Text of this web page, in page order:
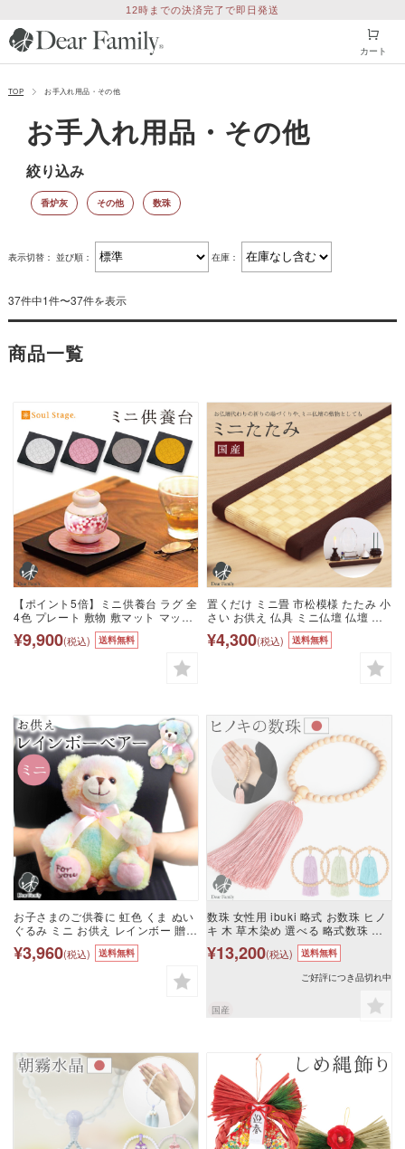
12時までの決済完了で即日発送
カート
TOP お手入れ用品・その他
お手入れ用品・その他
絞り込み
香炉灰 その他 数珠
表示切替： 並び順： 在庫：
37件中1件〜37件を表示
商品一覧
【ポイント5倍】ミニ供養台 ラグ 全
4色 プレート 敷物 敷マット マット
位牌置き 台 モダン 小さい コンパク
ト ミニ シンプル おしゃれ シルバー
ブラック ゴールド ピンク 置き場所
ソウルステージ ステージ仏壇 ミニ
¥9,900(税込) 送料無料
置くだけ ミニ畳 市松模様 たたみ 小
さい お供え 仏具 ミニ仏壇 仏壇 供
養 手元供養 敷物 ミニ マット 敷 畳
置き畳 おくだけ 滑り止め 台 ssbd
¥4,300(税込) 送料無料
お子さまのご供養に 虹色 くま ぬい
ぐるみ ミニ お供え レインボー 贈り
物 ギフト お悔み お悔やみ かわいい
おしゃれ 水子供養 手元供養 子供 赤
ちゃん 天使ママ マスコット テディ
¥3,960(税込) 送料無料
数珠 女性用 ibuki 略式 お数珠 ヒノ
キ 木 草木染め 選べる 略式数珠 じ
ゅず 天然素材 法要 法事 ギフト 贈
り物 かわいい おしゃれ モダン 桧
ひのき 檜 パステル 国産 自然 婦人
用 女性 レディース 手元供養 水子供
養 お守り 子供 無宗教 供養 送料無
料
¥13,200(税込)
送料無料
ご好評につき品切れ中
国産